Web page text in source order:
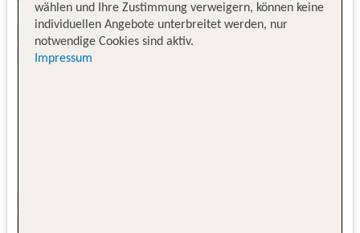
wählen und Ihre Zustimmung verweigern, können keine
individuellen Angebote unterbreitet werden, nur
notwendige Cookies sind aktiv.
Impressum